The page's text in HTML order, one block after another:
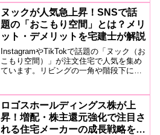
メリット・デメリットを宅建士が分かり
やすく解説します。 最近では建築費や不
動産価格の上昇を背景に、40～50年ロー
ンを選ぶ人が増えています。
ヌックが人気急上昇！SNSで話
題の「おこもり空間」とは？メリ
ット・デメリットを宅建士が解説
InstagramやTikTokで話題の「ヌック（お
こもり空間）」が注文住宅で人気を集め
ています。リビングの一角や階段下に設
リットを宅建士が分かりやすく解説しま
す。
ロゴスホールディングス株が上
昇！増配・株主還元強化で注目さ
れる住宅メーカーの成長戦略を解